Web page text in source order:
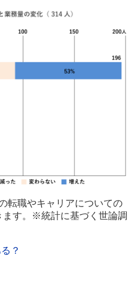
転職やキャリアについての
ます。※統計に基づく世論調
？